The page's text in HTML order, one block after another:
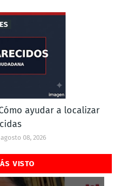
ayudar a localizar
agosto 08, 2026
VISTO